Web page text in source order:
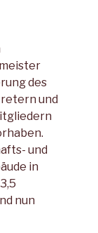
des
und
und
in
nun